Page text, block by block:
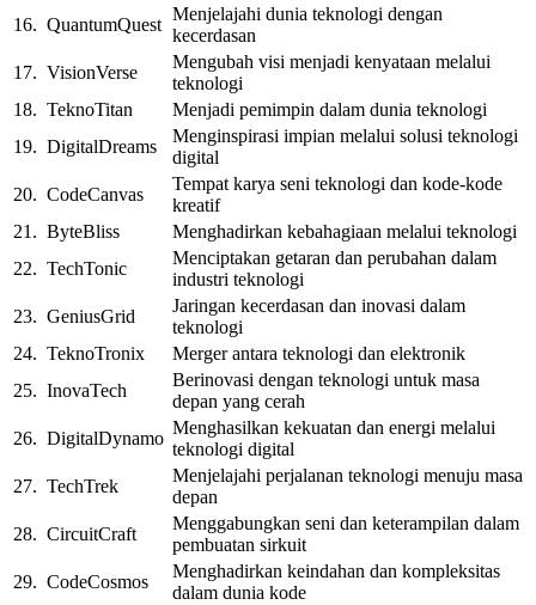
16. QuantumQuest
Menjelajahi dunia teknologi dengan
kecerdasan
17. VisionVerse
Mengubah visi menjadi kenyataan melalui
teknologi
18. TeknoTitan
Menjadi pemimpin dalam dunia teknologi
19. DigitalDreams
Menginspirasi impian melalui solusi teknologi
digital
20. CodeCanvas
Tempat karya seni teknologi dan kode-kode
kreatif
21. ByteBliss
Menghadirkan kebahagiaan melalui teknologi
22. TechTonic
Menciptakan getaran dan perubahan dalam
industri teknologi
23. GeniusGrid
Jaringan kecerdasan dan inovasi dalam
teknologi
24. TeknoTronix
Merger antara teknologi dan elektronik
25. InovaTech
Berinovasi dengan teknologi untuk masa
depan yang cerah
26. DigitalDynamo
Menghasilkan kekuatan dan energi melalui
teknologi digital
27. TechTrek
Menjelajahi perjalanan teknologi menuju masa
depan
28. CircuitCraft
Menggabungkan seni dan keterampilan dalam
pembuatan sirkuit
29. CodeCosmos
Menghadirkan keindahan dan kompleksitas
dalam dunia kode